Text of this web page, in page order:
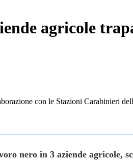
agricole
con le Stazioni Carabinieri
nero in 3 aziende agricole,